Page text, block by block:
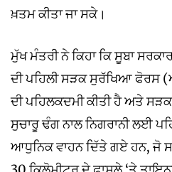
ਖ਼ਤਮ ਕੀਤਾ ਜਾ ਸਕੇ।
ਮੁੱਖ ਮੰਤਰੀ ਨੇ ਕਿਹਾ ਕਿ ਸੂਬਾ
ਦੀ ਪਹਿਲੀ ਸੜਕ ਸੁਰੱਖਿਆ
ਦੀ ਪਹਿਲਕਦਮੀ ਕੀਤੀ ਹੈ ਅਤੇ
ਸੁਚਾਰੂ ਢੰਗ ਨਾਲ ਨਿਗਰਾਨੀ ਲਈ
ਆਧੁਨਿਕ ਵਾਹਨ ਦਿੱਤੇ ਗਏ ਹਨ, ਜੋ